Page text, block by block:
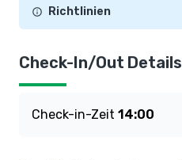
Richtlinien
Check-In/Out Details
Check-in-Zeit 14:00